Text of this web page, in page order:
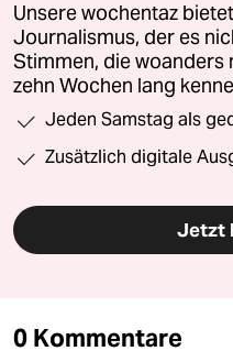
Unsere wochentaz
Journalismus, der es
Stimmen, die
zehn Wochen lang
Jeden Samstag als
Zusätzlich digitale
Jetzt
0 Kommentare